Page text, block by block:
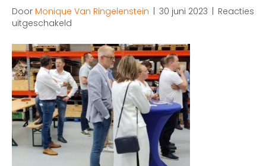
Door Monique Van Ringelenstein | 30 juni 2023 | Reacties
uitgeschakeld
(14)